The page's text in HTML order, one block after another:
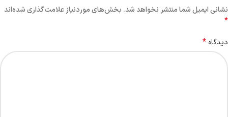
نشانی ایمیل شما منتشر نخواهد شد. بخش‌های موردنیاز علامت‌گذاری شده‌اند
*
دیدگاه *